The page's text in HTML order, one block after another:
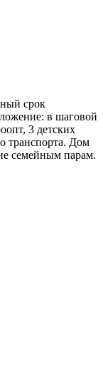
срок
в шаговой
3 детских
транспорта. Дом
семейным парам.